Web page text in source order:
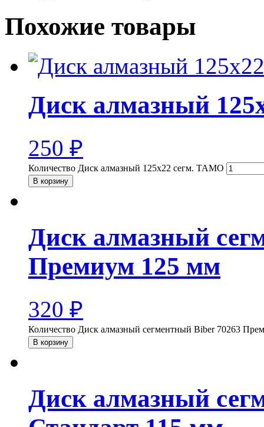
Похожие товары
Диск алмазный
250 ₽
Количество Диск алмазный 125х22 сегм. TAMO
В корзину
Диск алмазный
Премиум 125 мм
320 ₽
Количество Диск алмазный сегментный Biber 70263
В корзину
Диск алмазный